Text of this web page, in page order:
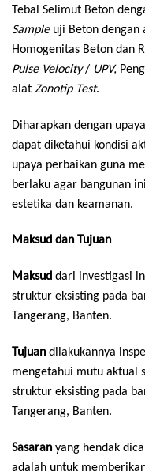
Tebal Selimut Beton
Sample uji Beton dengan
Homogenitas Beton dan
Pulse Velocity/ UPV,
alat ZonotipTest.
Diharapkan dengan
dapat diketahui kondisi
upaya perbaikan guna
berlaku agar bangunan
estetika dan keamanan.
Maksud dan Tujuan
Maksud dari investigasi
struktur eksisting pada
Tangerang, Banten.
Tujuandilakukannya
mengetahui mutu aktual
struktur eksisting pada
Tangerang, Banten.
Sasaranyang hendak
adalah untuk